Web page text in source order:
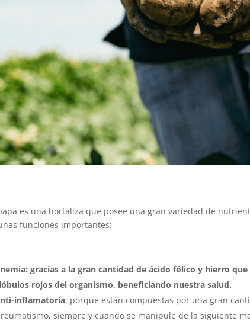
es una hortaliza que posee una gran variedad de
funciones importantes:
gracias a la gran cantidad de ácido fólico y hierro
rojos del organismo, beneficiando nuestra salud.
inflamatoria: porque están compuestas por una gran
siempre y cuando se manipule de la siguiente